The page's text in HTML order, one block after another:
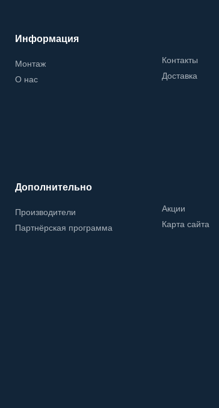
Информация
Монтаж
О нас
Контакты
Доставка
Дополнительно
Производители
Партнёрская программа
Акции
Карта сайта